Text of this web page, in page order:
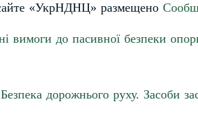
«УкрНДНЦ» размещено
вимоги до пасивної безпеки
дорожнього руху. Засоби